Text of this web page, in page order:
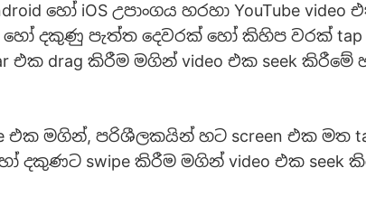
හෝ iOS උපාංගය හරහා YouTube
හෝ දකුණු පැත්ත දෙවරක් හෝ කිහිප වරක්
එක drag කිරීම මගින් video එක seek කිරීමේ
එක මගින්, පරිශීලකයින් හට screen එක මත
දකුණට swipe කිරීම මගින් video එක seek